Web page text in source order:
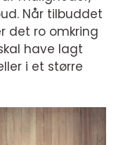
Når tilbuddet
det ro omkring
have lagt
i et større